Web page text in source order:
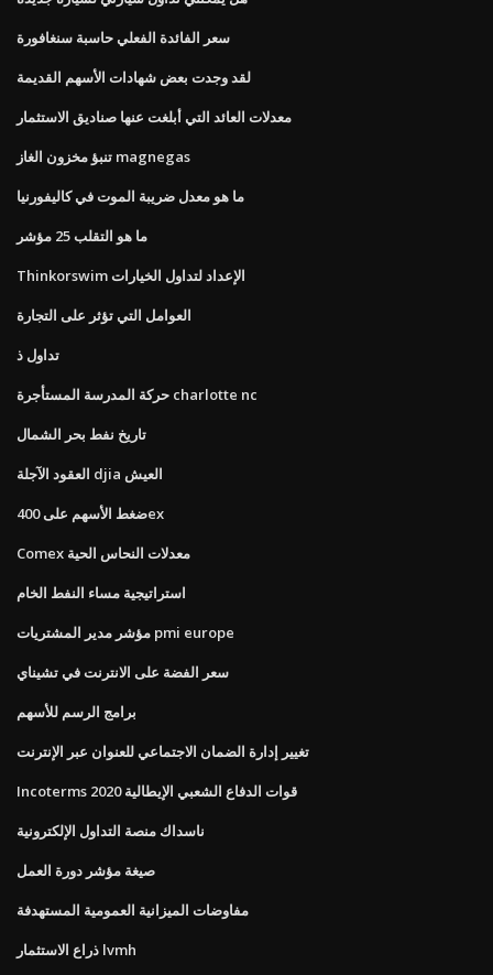
سعر الفائدة الفعلي حاسبة سنغافورة
لقد وجدت بعض شهادات الأسهم القديمة
معدلات العائد التي أبلغت عنها صناديق الاستثمار
تنبؤ مخزون الغاز magnegas
ما هو معدل ضريبة الموت في كاليفورنيا
ما هو التقلب 25 مؤشر
Thinkorswim الإعداد لتداول الخيارات
العوامل التي تؤثر على التجارة
تداول ذ
حركة المدرسة المستأجرة charlotte nc
تاريخ نفط بحر الشمال
العقود الآجلة djia العيش
ضغط الأسهم على 400ex
Comex معدلات النحاس الحية
استراتيجية مساء النفط الخام
مؤشر مدير المشتريات pmi europe
سعر الفضة على الانترنت في تشيناي
برامج الرسم للأسهم
تغيير إدارة الضمان الاجتماعي للعنوان عبر الإنترنت
Incoterms 2020 قوات الدفاع الشعبي الإيطالية
ناسداك منصة التداول الإلكترونية
صيغة مؤشر دورة العمل
مفاوضات الميزانية العمومية المستهدفة
ذراع الاستثمار lvmh